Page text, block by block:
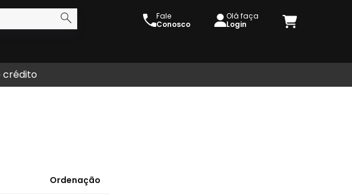
Fale
Conosco
Olá faça
Login
R$ 300,00
crédito
Ordenação